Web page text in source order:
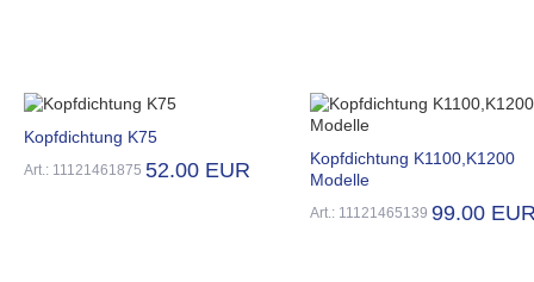
Kopfdichtung K75
Art.: 11121461875 52.00 EUR
Kopfdichtung K1100,K1200
Modelle
Art.: 11121465139 99.00